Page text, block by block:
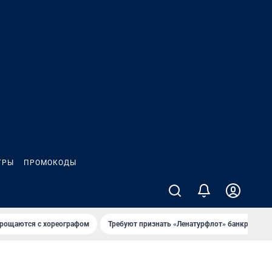
ПРОМОКОДЫ
с хореографом Требуют признать «Ленатурфлот» банкротом